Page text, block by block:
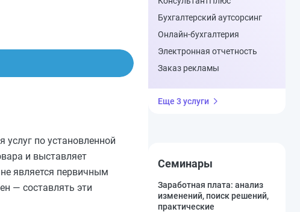
по установленной
и выставляет
является первичным
— составлять эти
Бухгалтерский аутсорсинг
Онлайн-бухгалтерия
Электронная отчетность
Заказ рекламы
Еще 3 услуги
Семинары
Заработная плата: анализ
изменений, поиск решений,
практические